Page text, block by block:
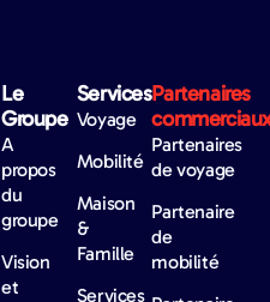
Le
Groupe
A
propos
du
groupe
Vision
et
Services
Voyage
Mobilité
Maison
&
Famille
Services
Partenaires
Partenaires
de voyage
Partenaire
de
mobilité